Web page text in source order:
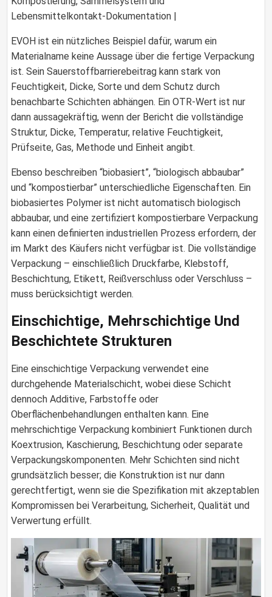
Lebensmittelkontakt-Dokumentation |
EVOH ist ein nützliches Beispiel dafür, warum ein
Materialname keine Aussage über die fertige Verpackung
ist. Sein Sauerstoffbarrierebeitrag kann stark von
Feuchtigkeit, Dicke, Sorte und dem Schutz durch
benachbarte Schichten abhängen. Ein OTR-Wert ist nur
dann aussagekräftig, wenn der Bericht die vollständige
Struktur, Dicke, Temperatur, relative Feuchtigkeit,
Prüfseite, Gas, Methode und Einheit angibt.
Ebenso beschreiben “biobasiert”, “biologisch abbaubar”
und “kompostierbar” unterschiedliche Eigenschaften. Ein
biobasiertes Polymer ist nicht automatisch biologisch
abbaubar, und eine zertifiziert kompostierbare Verpackung
kann einen definierten industriellen Prozess erfordern, der
im Markt des Käufers nicht verfügbar ist. Die vollständige
Verpackung – einschließlich Druckfarbe, Klebstoff,
Beschichtung, Etikett, Reißverschluss oder Verschluss –
muss berücksichtigt werden.
Einschichtige, Mehrschichtige Und
Beschichtete Strukturen
Eine einschichtige Verpackung verwendet eine
durchgehende Materialschicht, wobei diese Schicht
dennoch Additive, Farbstoffe oder
Oberflächenbehandlungen enthalten kann. Eine
mehrschichtige Verpackung kombiniert Funktionen durch
Koextrusion, Kaschierung, Beschichtung oder separate
Verpackungskomponenten. Mehr Schichten sind nicht
grundsätzlich besser; die Konstruktion ist nur dann
gerechtfertigt, wenn sie die Spezifikation mit akzeptablen
Kompromissen bei Verarbeitung, Sicherheit, Qualität und
Verwertung erfüllt.